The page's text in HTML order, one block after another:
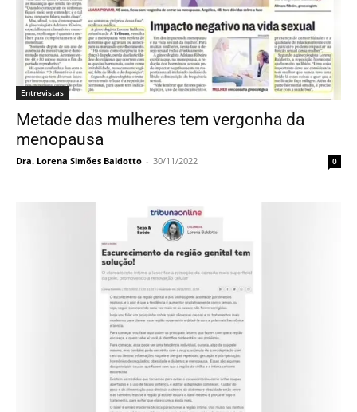
Entrevistas
Metade das mulheres tem vergonha da
menopausa
Dra. Lorena Simões Baldotto - 30/11/2022 0